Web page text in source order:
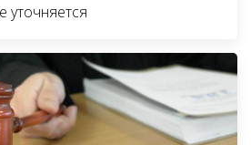
уточняется